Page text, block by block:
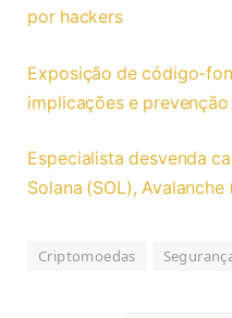
por hackers
Exposição de código-
implicações e
Especialista desvenda
Solana (SOL), Avalanche
Criptomoedas